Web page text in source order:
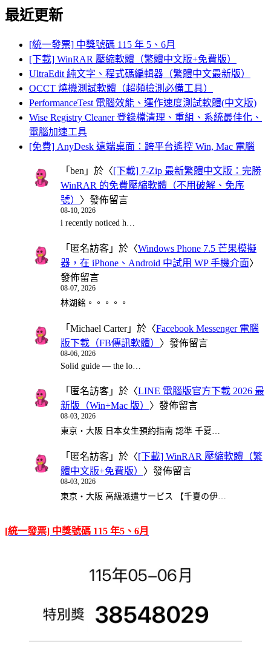
最近更新
[統一發票] 中獎號碼 115 年 5、6月
[下載] WinRAR 壓縮軟體（繁體中文版+免費版）
UltraEdit 純文字、程式碼編輯器（繁體中文最新版）
OCCT 燒機測試軟體（超頻檢測必備工具）
PerformanceTest 電腦效能、運作速度測試軟體(中文版)
Wise Registry Cleaner 登錄檔清理、重組、系統最佳化、
電腦加速工具
[免費] AnyDesk 遠端桌面：跨平台遙控 Win, Mac 電腦
「 ben 」於〈[下載] 7-Zip 最新繁體中文版：完勝
WinRAR 的免費壓縮軟體（不用破解、免序
號） 〉發佈留言
08-10, 2026
i recently noticed h…
「 匿名訪客 」於〈Windows Phone 7.5 芒果模擬
器，在 iPhone、Android 中試用 WP 手機介面〉
發佈留言
08-07, 2026
林湖銘。。。。。
「 Michael Carter」於〈Facebook Messenger 電腦
版下載（FB傳訊軟體） 〉發佈留言
08-06, 2026
Solid guide — the lo…
「 匿名訪客 」於〈LINE 電腦版官方下載 2026 最
新版（Win+Mac 版） 〉發佈留言
08-03, 2026
東京・大阪 日本女生預約指南 認準 千夏…
「 匿名訪客 」於〈[下載] WinRAR 壓縮軟體（繁
體中文版+免費版） 〉發佈留言
08-03, 2026
東京・大阪 高級派遣サービス 【千夏の伊…
[統一發票] 中獎號碼 115 年5、6月